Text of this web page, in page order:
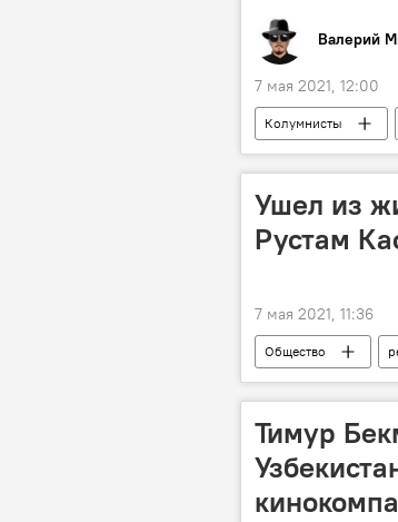
Валерий
7 мая 2021, 12:00
Колумнисты
Ушел из
Рустам
7 мая 2021, 11:36
Общество
Тимур